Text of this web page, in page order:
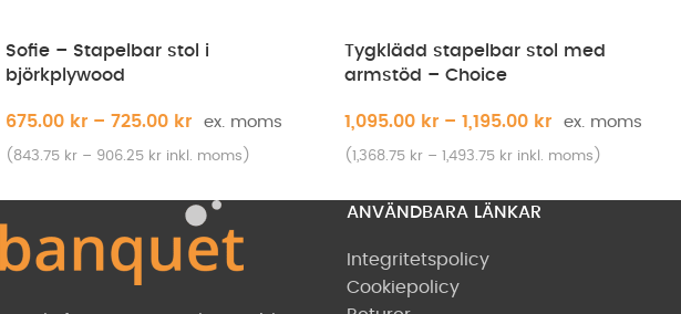
Sofie – Stapelbar stol i
björkplywood
675.00 kr – 725.00 kr
( 843.75 kr – 906.25 kr inkl. moms)
Tygklädd stapelbar stol med
armstöd – Choice
1,095.00 kr – 1,195.00 kr
(1,368.75 kr – 1,493.75 krinkl. moms)
ANVÄNDBARA LÄNKAR
Integritetspolicy
Cookiepolicy